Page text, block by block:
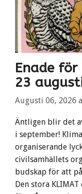
Enade för
23
Augusti 06, 2026
Äntligen blir det
i september!
organiserande
civilsamhällets
budskap för att
Den stora